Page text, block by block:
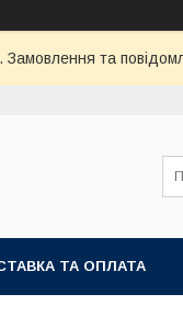
Замовлення та
ТА ОПЛАТА